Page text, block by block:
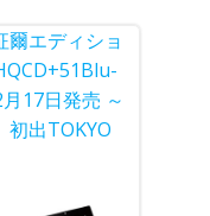
爾エディショ
17日発売 ～
初出TOKYO